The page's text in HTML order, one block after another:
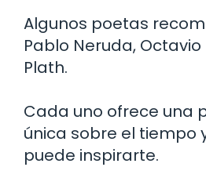
Algunos poetas
Pablo Neruda, Octavio
Plath.
Cada uno ofrece una
única sobre el tiempo
puede inspirarte.